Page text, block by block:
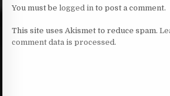
You must belogged in to post a comment.
This site uses Akismet to reduce spam.
comment data is processed.